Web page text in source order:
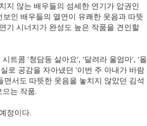
지 않는 배우들의 섬세한 연기가 압권인
인 배우들의 열연이 유쾌한 웃음과 따뜻
기 시너지가 완성도 높은 작품을 견인할
콤 ‘청담동 살아요’, ‘달려라 울엄마’, ‘올
로 공감을 자아냈던 ‘이번 주 아내가 바람
면서도 따뜻한 웃음을 놓치지 않았던 김석
는 작품.
정이다.